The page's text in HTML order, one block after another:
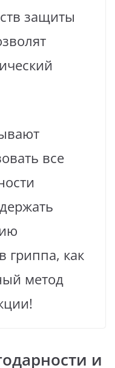
защиты
все
гриппа, как
метод
и